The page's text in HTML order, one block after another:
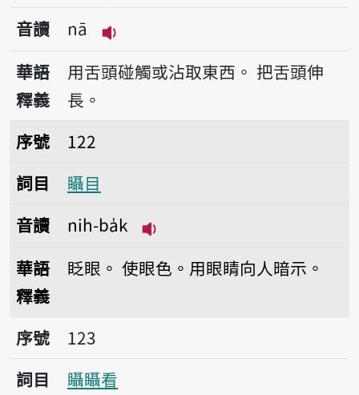
音讀
nā
播放音讀nā
華語
釋義
用舌頭碰觸或沾取東西。 把舌頭伸
長。
序號122𥍉目
序號
122
詞目
𥍉目
音讀
nih-ba̍k
華語
釋義
眨眼。 使眼色。用眼睛向人暗示。
序號123𥍉𥍉看
序號
123
詞目
𥍉𥍉看